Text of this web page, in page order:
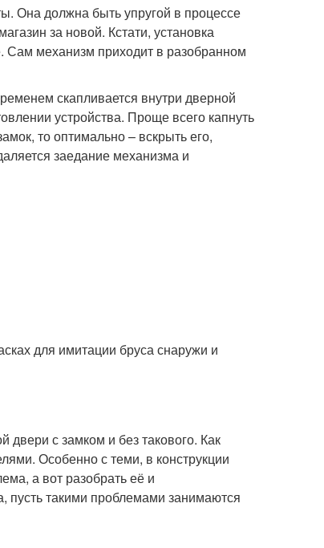
Она должна быть упругой в процессе
за новой. Кстати, установка
Сам механизм приходит в разобранном
скапливается внутри дверной
устройства. Проще всего капнуть
то оптимально – вскрыть его,
заедание механизма и
для имитации бруса снаружи и
двери с замком и без такового. Как
Особенно с теми, в конструкции
а вот разобрать её и
пусть такими проблемами занимаются